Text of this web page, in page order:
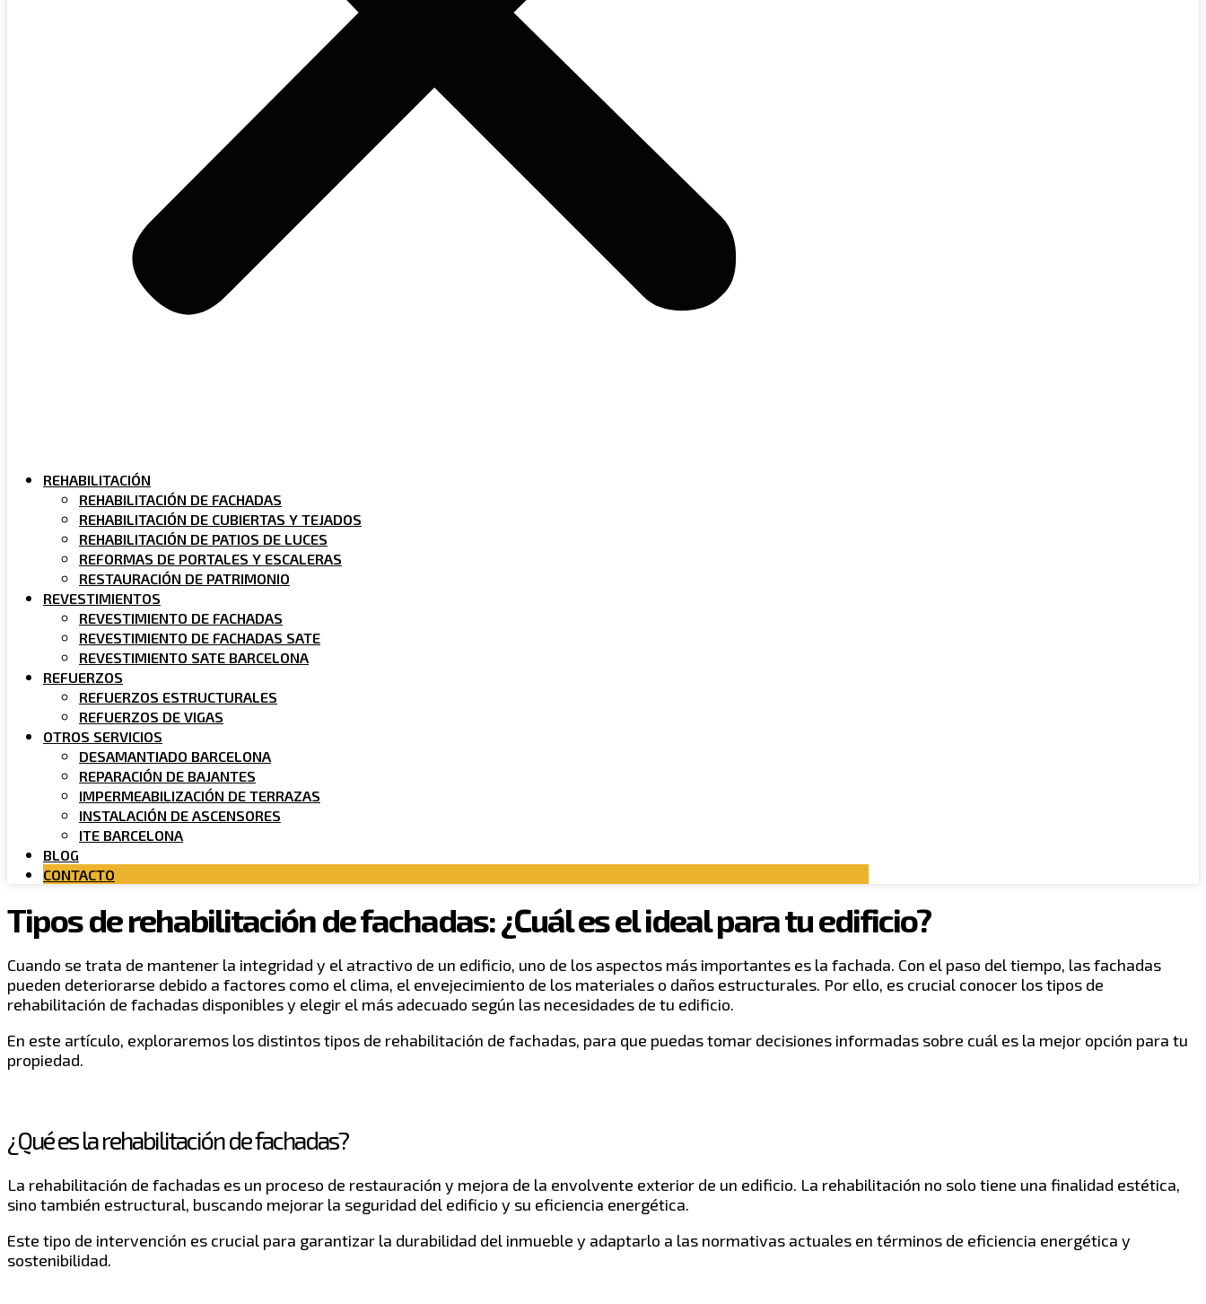
REHABILITACIÓN
REHABILITACIÓN DE FACHADAS
REHABILITACIÓN DE CUBIERTAS Y TEJADOS
REHABILITACIÓN DE PATIOS DE LUCES
REFORMAS DE PORTALES Y ESCALERAS
RESTAURACIÓN DE PATRIMONIO
REVESTIMIENTOS
REVESTIMIENTO DE FACHADAS
REVESTIMIENTO DE FACHADAS SATE
REVESTIMIENTO SATE BARCELONA
REFUERZOS
REFUERZOS ESTRUCTURALES
REFUERZOS DE VIGAS
OTROS SERVICIOS
DESAMANTIADO BARCELONA
REPARACIÓN DE BAJANTES
IMPERMEABILIZACIÓN DE TERRAZAS
INSTALACIÓN DE ASCENSORES
ITE BARCELONA
BLOG
CONTACTO
Tipos de rehabilitación de fachadas: ¿Cuál es el ideal para tu edificio?
Cuando se trata de mantener la integridad y el atractivo de un edificio, uno de los aspectos más importantes es la fachada. Con el paso del tiempo, las fachadas
pueden deteriorarse debido a factores como el clima, el envejecimiento de los materiales o daños estructurales. Por ello, es crucial conocer los tipos de
rehabilitación de fachadas disponibles y elegir el más adecuado según las necesidades de tu edificio.
En este artículo, exploraremos los distintos tipos de rehabilitación de fachadas, para que puedas tomar decisiones informadas sobre cuál es la mejor opción para tu
propiedad.
¿Qué es la rehabilitación de fachadas?
La rehabilitación de fachadas es un proceso de restauración y mejora de la envolvente exterior de un edificio. La rehabilitación no solo tiene una finalidad estética,
sino también estructural, buscando mejorar la seguridad del edificio y su eficiencia energética.
Este tipo de intervención es crucial para garantizar la durabilidad del inmueble y adaptarlo a las normativas actuales en términos de eficiencia energética y
sostenibilidad.